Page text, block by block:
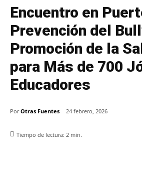
Encuentro en
Prevención del
Promoción de la
para Más de 700
Educadores
Por Otras Fuentes 24 febrero, 2026
Tiempo de lectura: 2 min.